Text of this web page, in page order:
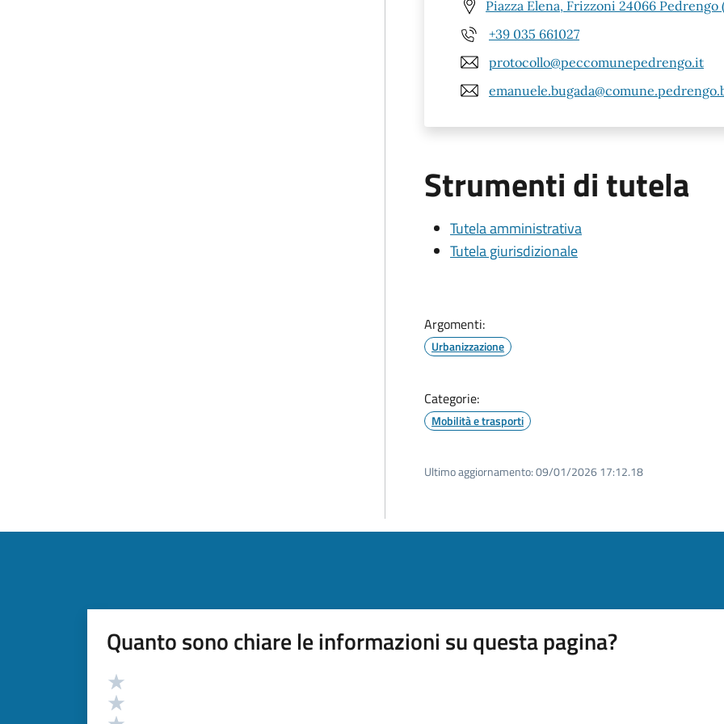
Piazza Elena, Frizzoni 24066 Pedrengo
+39 035 661027
protocollo@peccomunepedrengo.it
Strumenti di tutela
Tutela amministrativa
Tutela giurisdizionale
Argomenti:
Urbanizzazione
Categorie:
Mobilità e trasporti
Ultimo aggiornamento:09/01/2026 17:12.18
Quanto sono chiare le informazioni su questa pagina?
Valutazione